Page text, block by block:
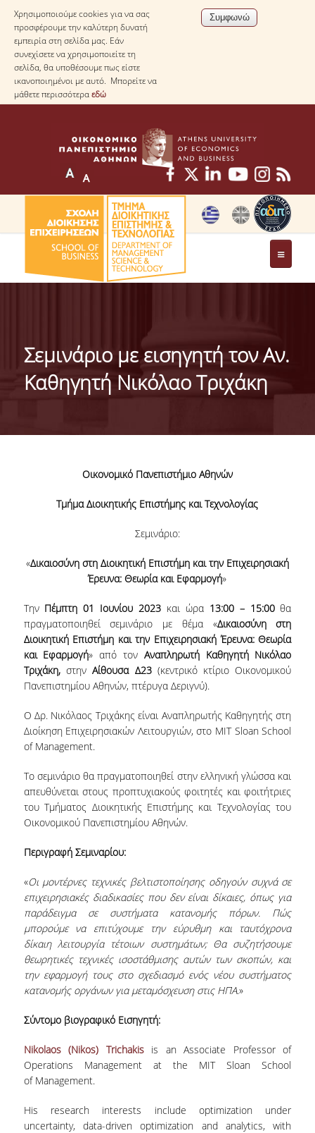
Χρησιμοποιούμε cookies για να σας
προσφέρουμε την καλύτερη δυνατή
εμπειρία στη σελίδα μας. Εάν
συνεχίσετε να χρησιμοποιείτε τη
σελίδα, θα υποθέσουμε πως είστε
ικανοποιημένοι με αυτό. Μπορείτε να
μάθετε περισσότεραεδώ
ΤΟ ΤΜΗΜΑ
ΤΑΥΤΟΤΗΤΑ ΤΟΥ ΤΜΗΜΑΤΟΣ
ΑΠΟΣΤΟΛΗ ΤΟΥ ΤΜΗΜΑΤΟΣ
ΔΙΟΙΚΗΣΗ ΤΟΥ ΤΜΗΜΑΤΟΣ
ΓΙΑ ΜΑΘΗΤΕΣ ΛΥΚΕΙΟΥ
ΠΡΟΓΡΑΜΜΑ ΥΠΟΤΡΟΦΙΩΝ
ΚΡΙΤΗΡΙΑ ΚΑΙ ΔΙΑΔΙΚΑΣΙΑ ΕΠΙΛΟΓΗΣ
ΕΡΓΑΣΤΗΡΙΑΚΗ ΥΠΟΔΟΜΗ
NEWSLETTERS
TESTIMONIALS
ΒΡΑΒΕΙΑ ΕΞΑΙΡΕΤΙΚΗΣ ΕΠΙΔΟΣΗΣ ΣΤΗ
ΔΙΔΑΣΚΑΛΙΑ
ΠΡΟΣΩΠΙΚΟ ΤΟΥ ΤΜΗΜΑΤΟΣ
ΜΕΛΗ ΔΕΠ
ΕΠΙΤΙΜΟΙ ΔΙΔΑΚΤΟΡΕΣ
ΕΠΙΣΚΕΠΤΕΣ ΚΑΘΗΓΗΤΕΣ
ΜΕΛΗ Ε.ΔΙ.Π.
ΜΕΛΗ Ε.Τ.Ε.Π.
ΔΙΟΙΚΗΤΙΚΟ ΠΡΟΣΩΠΙΚΟ
ΜΕΤΑΔΙΔΑΚΤΟΡΙΚΟΙ ΕΡΕΥΝΗΤΕΣ
ΜΗΤΡΩΟ ΜΕΛΩΝ ΤΜΗΜΑΤΟΣ
ΠΡΟΠΤΥΧΙΑΚΕΣ ΣΠΟΥΔΕΣ
ΠΡΟΓΡΑΜΜΑ ΣΠΟΥΔΩΝ
ΟΔΗΓΟΣ ΚΑΙ ΚΑΤΕΥΘΥΝΣΕΙΣ ΣΠΟΥΔΩΝ
Σεμινάριο με εισηγητή τον Αν.
Καθηγητή Νικόλαο Τριχάκη
Οικονομικό Πανεπιστήμιο Αθηνών
Τμήμα Διοικητικής Επιστήμης και Τεχνολογίας
Σεμινάριο:
«Δικαιοσύνη στη Διοικητική Επιστήμη και την Επιχειρησιακή
Έρευνα: Θεωρία και Εφαρμογή»
Την Πέμπτη 01 Ιουνίου2023 και ώρα 13:00 – 15:00θα
πραγματοποιηθεί σεμινάριο με θέμα «Δικαιοσύνη στη
Διοικητική Επιστήμη και την Επιχειρησιακή Έρευνα: Θεωρία
και Εφαρμογή» από τον Αναπληρωτή Καθηγητή Νικόλαο
Τριχάκη, στηνΑίθουσα Δ23(κεντρικό κτίριο Οικονομικού
Πανεπιστημίου Αθηνών, πτέρυγα Δεριγνύ).
Ο Δρ. Νικόλαος Τριχάκης είναι Αναπληρωτής Καθηγητής στη
Διοίκηση Επιχειρησιακών Λειτουργιών, στο MIT Sloan School
of Management.
Το σεμινάριο θα πραγματοποιηθεί στην ελληνική γλώσσα και
απευθύνεται στους προπτυχιακούς φοιτητές και φοιτήτριες
του Τμήματος Διοικητικής Επιστήμης και Τεχνολογίας του
Οικονομικού Πανεπιστημίου Αθηνών.
Περιγραφή Σεμιναρίου:
«Οι μοντέρνες τεχνικές βελτιστοποίησης οδηγούν συχνά σε
επιχειρησιακές διαδικασίες που δεν είναι δίκαιες, όπως για
παράδειγμα σε συστήματα κατανομής πόρων. Πώς
μπορούμε να επιτύχουμε την εύρυθμη και ταυτόχρονα
δίκαιη λειτουργία τέτοιων συστημάτων; Θα συζητήσουμε
θεωρητικές τεχνικές ισοστάθμισης αυτών των σκοπών, και
την εφαρμογή τους στο σχεδιασμό ενός νέου συστήματος
κατανομής οργάνων για μεταμόσχευση στις ΗΠΑ.»
Σύντομο βιογραφικό Εισηγητή:
Nikolaos (Nikos) Trichakisis an Associate Professor of
Operations Management at the MIT Sloan School
of Management.
His research interests include optimization under
uncertainty, data-driven optimization and analytics, with